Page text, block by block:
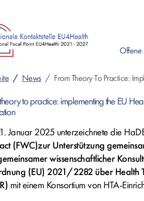
Offene
News From Theory To Practice:
to practice: implementing the EU
Januar 2025 unterzeichnete die
(FWC)zur Unterstützung
wissenschaftlicher
(EU) 2021/2282 über Health
mit einem Konsortium von HTA-